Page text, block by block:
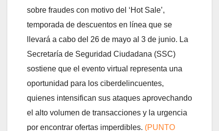
sobre fraudes con motivo del ‘Hot Sale’,
temporada de descuentos en línea que se
llevará a cabo del 26 de mayo al 3 de junio. La
Secretaría de Seguridad Ciudadana (SSC)
sostiene que el evento virtual representa una
oportunidad para los ciberdelincuentes,
quienes intensifican sus ataques aprovechando
el alto volumen de transacciones y la urgencia
por encontrar ofertas imperdibles. (PUNTO